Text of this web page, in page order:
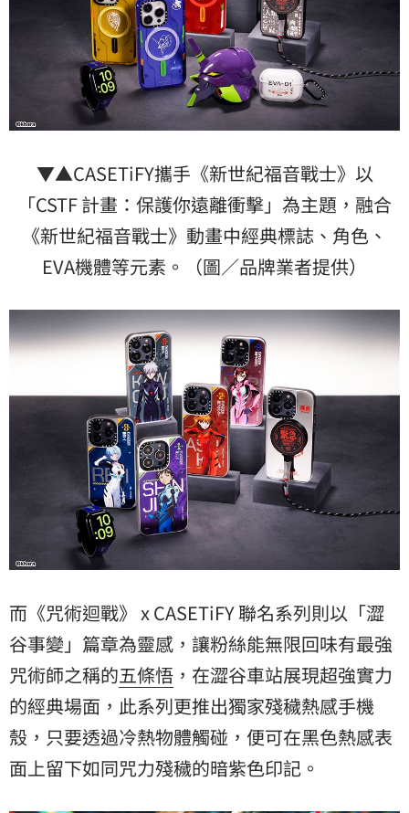
▼▲CASETiFY攜手《新世紀福音戰士》以
「CSTF 計畫：保護你遠離衝擊」為主題，融合
《新世紀福音戰士》動畫中經典標誌、角色、
EVA機體等元素。（圖／品牌業者提供）
而《咒術迴戰》 x CASETiFY 聯名系列則以「澀
谷事變」篇章為靈感，讓粉絲能無限回味有最強
咒術師之稱的五條悟 ，在澀谷車站展現超強實力
的經典場面，此系列更推出獨家殘穢熱感手機
殼，只要透過冷熱物體觸碰，便可在黑色熱感表
面上留下如同咒力殘穢的暗紫色印記。